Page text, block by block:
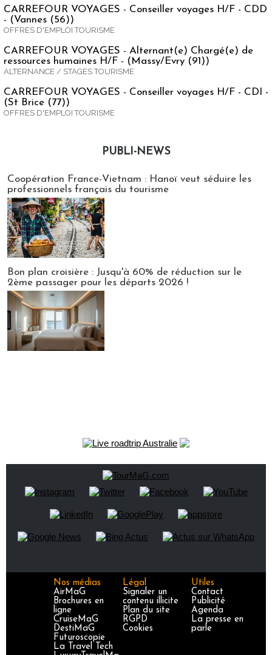
CARREFOUR VOYAGES - Conseiller voyages H/F - CDD
- (Vannes (56))
OFFRES D'EMPLOI TOURISME
CARREFOUR VOYAGES - Alternant(e) Chargé(e) de
ressources humaines H/F - (Massy/Evry (91))
ALTERNANCE / STAGES TOURISME
CARREFOUR VOYAGES - Conseiller voyages H/F - CDI -
(St Brice (77))
OFFRES D'EMPLOI TOURISME
PUBLI-NEWS
Coopération France-Vietnam : Hanoï veut séduire les
professionnels français du tourisme
Bon plan croisière : Jusqu'à 60% de réduction sur le
2ème passager pour les départs 2026 !
Nos médias
AirMaG
Brochures en
ligne
CruiseMaG
DestiMaG
Futuroscopie
La Travel Tech
Légal
Signaler un
contenu illicite
Plan du site
RGPD
Cookies
Utiles
Contact
Publicité
Agenda
La presse en
parle